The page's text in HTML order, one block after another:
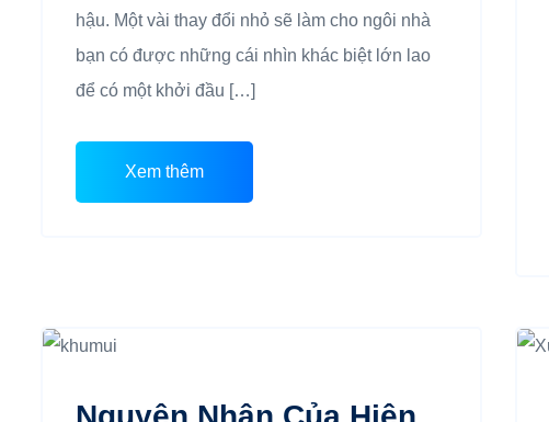
hậu. Một vài thay đổi nhỏ sẽ làm cho ngôi nhà
bạn có được những cái nhìn khác biệt lớn lao
để có một khởi đầu […]
Xem thêm